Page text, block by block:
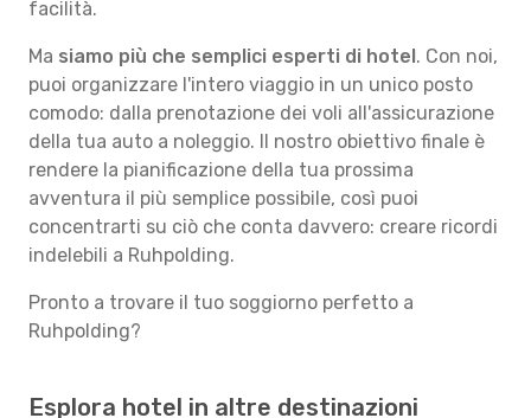
facilità.
Ma siamo più che semplici esperti di hotel. Con noi,
puoi organizzare l'intero viaggio in un unico posto
comodo: dalla prenotazione dei voli all'assicurazione
della tua auto a noleggio. Il nostro obiettivo finale è
rendere la pianificazione della tua prossima
avventura il più semplice possibile, così puoi
concentrarti su ciò che conta davvero: creare ricordi
indelebili a Ruhpolding.
Pronto a trovare il tuo soggiorno perfetto a
Ruhpolding?
Esplora hotel in altre destinazioni